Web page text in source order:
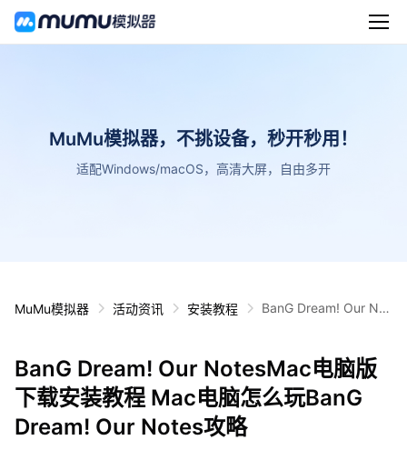
MuMu模拟器，不挑设备，秒开秒用！
适配Windows/macOS，高清大屏，自由多开
MuMu模拟器 活动资讯 安装教程
BanG Dream! Our Not
anG Dream! Our Note
s攻略
BanG Dream! Our NotesMac电脑版
下载安装教程 Mac电脑怎么玩BanG
Dream! Our Notes攻略